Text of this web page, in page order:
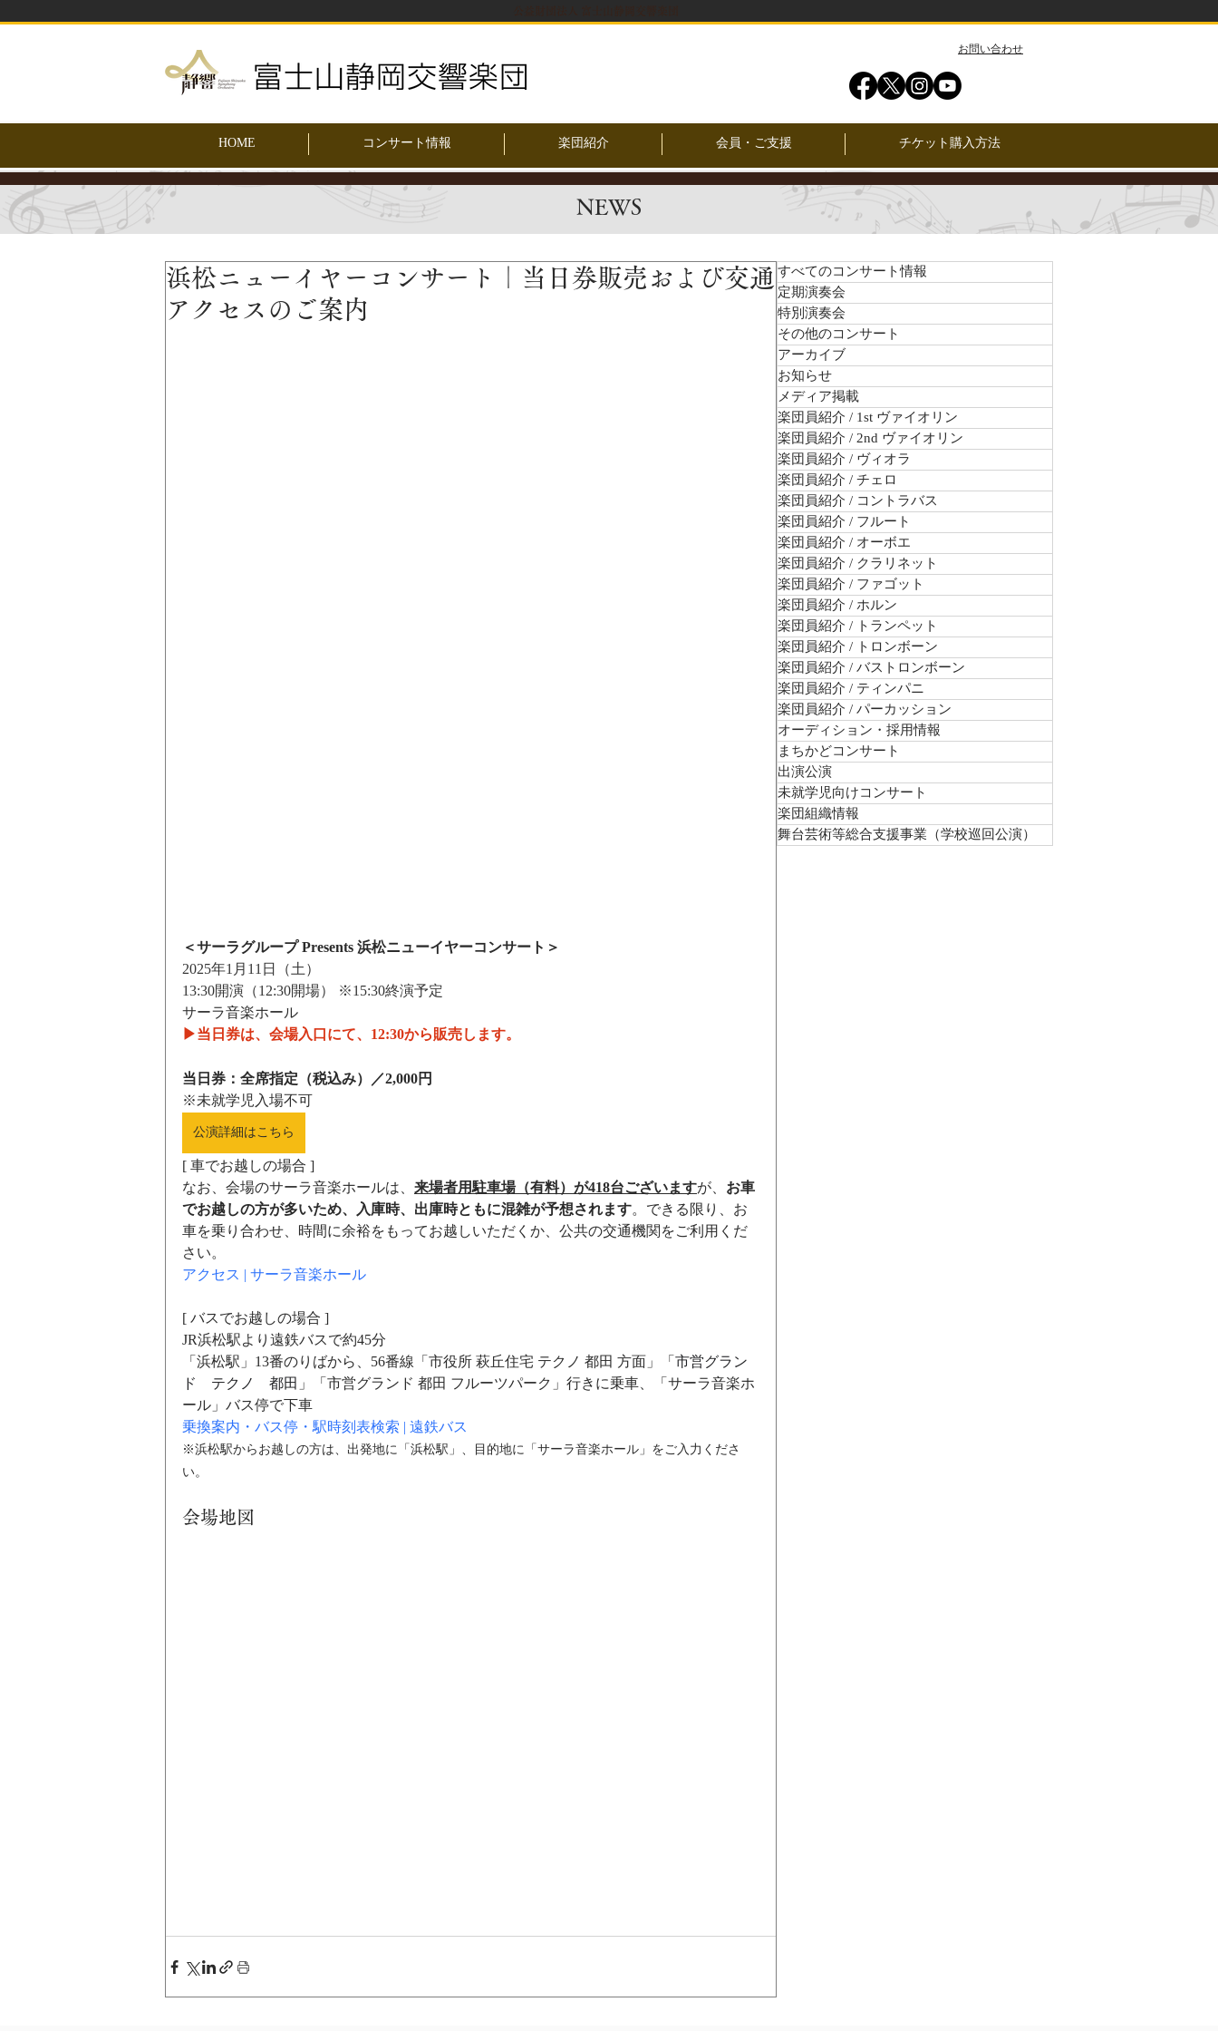
​お問い合わせ
HOME コンサート情報 楽団紹介 会員・ご支援 チケット購入方法
NEWS
浜松ニューイヤーコンサート｜当日券販売および交通
アクセスのご案内
＜サーラグループ Presents 浜松ニューイヤーコンサート ＞
2025年1月11日（土）
13:30開演（12:30開場） ※15:30終演予定
サーラ音楽ホール
▶当日券は、会場入口にて、12:30から販売します。
当日券：全席指定（税込み）／2,000円
※未就学児入場不可
公演詳細はこちら
[ 車でお越しの場合 ]
なお、会場のサーラ音楽ホールは、 来場者用駐車場（有料）が418台ございますが、 お車
でお越しの方が多いため、入庫時、出庫時ともに混雑が予想されます。できる限り、お
車を乗り合わせ、時間に余裕をもってお越しいただくか、公共の交通機関をご利用くだ
さい。
アクセス | サーラ音楽ホール
[ バスでお越しの場合 ]
JR浜松駅より遠鉄バスで約45分
「浜松駅」13番のりばから、56番線「市役所 萩丘住宅 テクノ 都田 方面」「 市営グラン
ド　テクノ　都田 」「市営グランド 都田 フルーツパーク」行きに乗車、「サーラ音楽ホ
ール」バス停で下車
乗換案内・バス停・駅時刻表検索 | 遠鉄バス
※浜松駅からお越しの方は、出発地に「浜松駅」、目的地に「サーラ音楽ホール」をご入力くださ
い。
会場地図
すべてのコンサート情報
定期演奏会
特別演奏会
その他のコンサート
アーカイブ
お知らせ
メディア掲載
楽団員紹介 / 1st ヴァイオリン
楽団員紹介 / 2nd ヴァイオリン
楽団員紹介 / ヴィオラ
楽団員紹介 / チェロ
楽団員紹介 / コントラバス
楽団員紹介 / フルート
楽団員紹介 / オーボエ
楽団員紹介 / クラリネット
楽団員紹介 / ファゴット
楽団員紹介 / ホルン
楽団員紹介 / トランペット
楽団員紹介 / トロンボーン
楽団員紹介 / バストロンボーン
楽団員紹介 / ティンパニ
楽団員紹介 / パーカッション
オーディション・採用情報
まちかどコンサート
出演公演
未就学児向けコンサート
楽団組織情報
舞台芸術等総合支援事業（学校巡回公演）